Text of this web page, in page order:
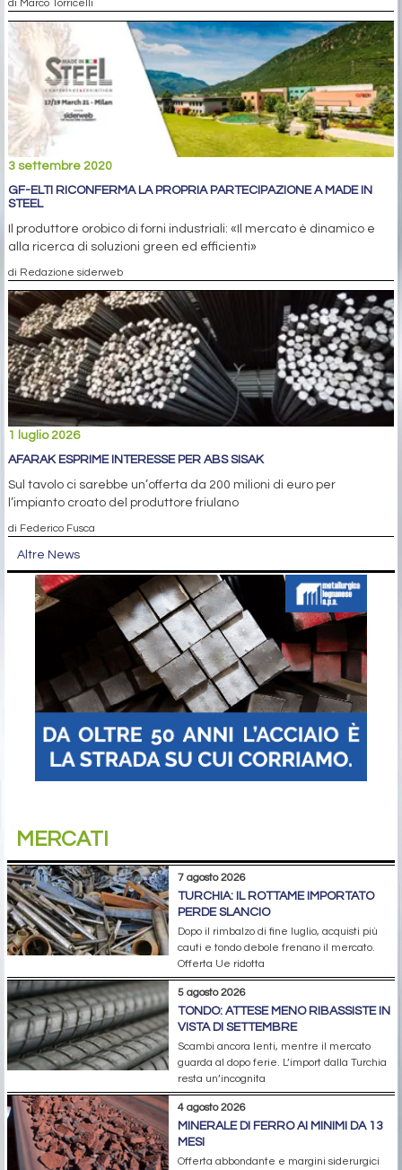
di Marco Torricelli
3 settembre 2020
GF-ELTI RICONFERMA LA PROPRIA PARTECIPAZIONE A MADE IN
STEEL
Il produttore orobico di forni industriali: «Il mercato è dinamico e
alla ricerca di soluzioni green ed efficienti»
di Redazione siderweb
1 luglio 2026
AFARAK ESPRIME INTERESSE PER ABS SISAK
Sul tavolo ci sarebbe un’offerta da 200 milioni di euro per
l’impianto croato del produttore friulano
di Federico Fusca
Altre News
MERCATI
7 agosto 2026
TURCHIA: IL ROTTAME IMPORTATO
PERDE SLANCIO
Dopo il rimbalzo di fine luglio, acquisti più
cauti e tondo debole frenano il mercato.
Offerta Ue ridotta
5 agosto 2026
TONDO: ATTESE MENO RIBASSISTE IN
VISTA DI SETTEMBRE
Scambi ancora lenti, mentre il mercato
guarda al dopo ferie. L’import dalla Turchia
resta un’incognita
4 agosto 2026
MINERALE DI FERRO AI MINIMI DA 13
MESI
Offerta abbondante e margini siderurgici